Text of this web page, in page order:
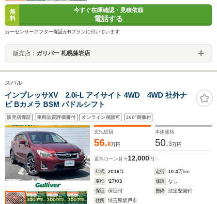
無
料
今すぐ在庫確認・見積依頼
電話する
カーセンサーアフター保証がBプランに付いています
販売店： ガリバー 札幌藻岩店
スバル
インプレッサXV 2.0i-L アイサイト 4WD 4WD 社外ナ
ビ Bカメラ BSM パドルシフト
販売店保証 車両品質評価書付 オンライン相談可 360°画像付
支払総額
56.8万円
本体価格
50.3万円
通常ローン 月々12,000円
年式 2016年 走行 10.4万km
車検
'27/03 修復
なし
保証
保証付 整備
法定整備付
住所
埼玉県坂戸市